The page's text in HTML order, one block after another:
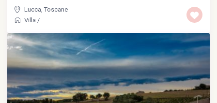
Lucca ,Toscane
Villa /